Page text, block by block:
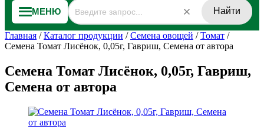
МЕНЮ Найти
Главная /Каталог продукции /Семена овощей /Томат /
Семена Томат Лисёнок, 0,05г, Гавриш, Семена от автора
Семена Томат Лисёнок, 0,05г, Гавриш,
Семена от автора